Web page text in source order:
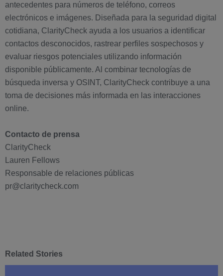
antecedentes para números de teléfono, correos
electrónicos e imágenes. Diseñada para la seguridad digital
cotidiana, ClarityCheck ayuda a los usuarios a identificar
contactos desconocidos, rastrear perfiles sospechosos y
evaluar riesgos potenciales utilizando información
disponible públicamente. Al combinar tecnologías de
búsqueda inversa y OSINT, ClarityCheck contribuye a una
toma de decisiones más informada en las interacciones
online.
Contacto de prensa
ClarityCheck
Lauren Fellows
Responsable de relaciones públicas
pr@claritycheck.com
Related Stories